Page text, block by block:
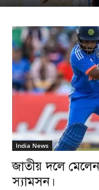
India News
জাতীয় দলে
স্যামসন।